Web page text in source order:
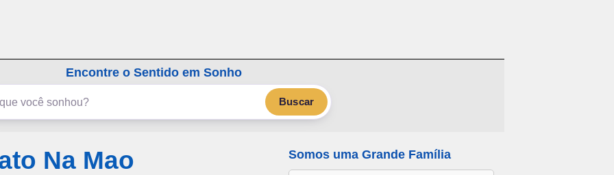
Encontre o Sentido em Sonho
Buscar
Na Mao Somos uma Grande Família